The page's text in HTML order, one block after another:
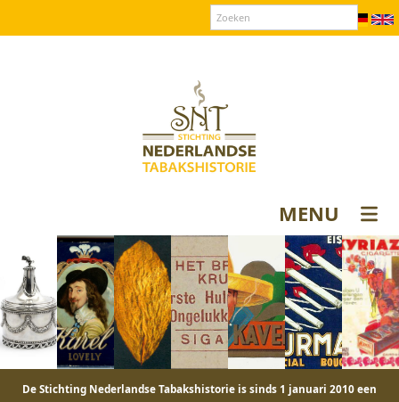
MENU
De Stichting Nederlandse Tabakshistorie is sinds 1 januari 2010 een